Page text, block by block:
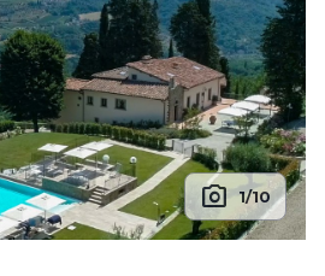
photo_camera 1/10